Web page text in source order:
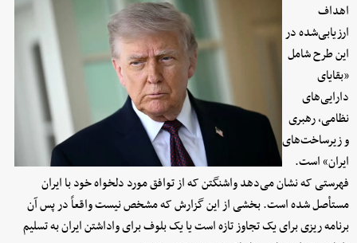
اهداف
ارزیابی‌شده در
این طرح شامل
«بقایای
دارایی‌های
نظامی، رهبری
و زیرساخت‌های
ایران» است.
فهرستی که نشان می‌دهد واشنگتن که از توافق مورد دلخواه خود با ایران
مستأصل شده است. بخشی از این گزارش که مشخص نیست واقعاً در پس آن
برنامه ریزی برای یک تجاوز تازه است یا یک بلوف برای واداشتن ایران به تسلیم